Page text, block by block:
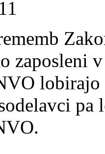
zaposleni
lobirajo